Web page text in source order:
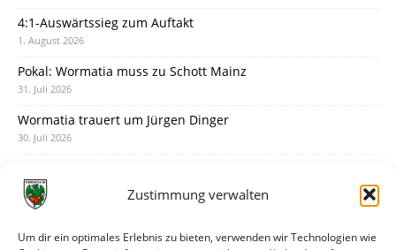
Zustimmung verwalten
Um dir ein optimales Erlebnis zu bieten, verwenden wir Technologien wie
4:1-Auswärtssieg zum Auftakt
1. August 2026
Pokal: Wormatia muss zu Schott Mainz
31. Juli 2026
Wormatia trauert um Jürgen Dinger
30. Juli 2026
28. Juli 2026
28. Juli 2026